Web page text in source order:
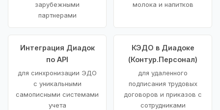
зарубежными
партнерами
молока и напитков
Интеграция Диадок
по API
для синхронизации ЭДО
с уникальными
самописными системами
учета
КЭДО в Диадоке
(Контур.Персонал)
для удаленного
подписания трудовых
договоров и приказов с
сотрудниками